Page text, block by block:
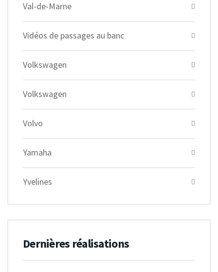
Val-de-Marne
Vidéos de passages au banc
Volkswagen
Volkswagen
Volvo
Yamaha
Yvelines
Dernières réalisations